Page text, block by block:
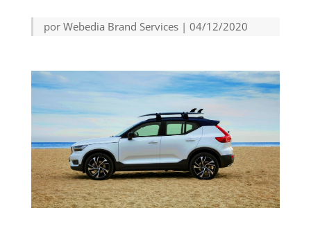
por Webedia Brand Services| 04/12/2020